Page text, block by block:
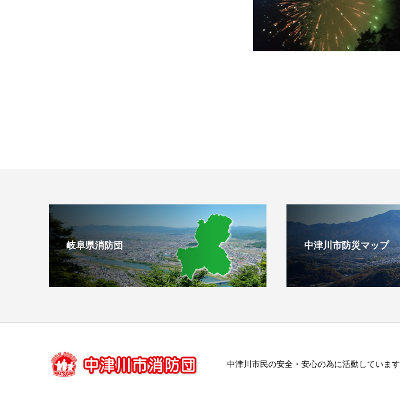
岐阜県消防団 中津川市防災マップ
中津川市民の安全・安心の為に活動しています